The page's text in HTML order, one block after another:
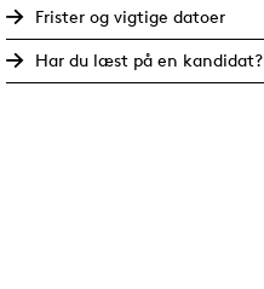
Frister og vigtige datoer
Har du læst på en kandidat?